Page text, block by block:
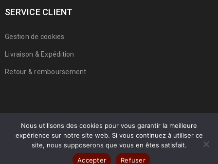
SERVICE CLIENT
Gestion de cookies
Livraison & Expédition
Retour & remboursement
© 2022 Franmarche. Tous droits réservés.
Nous utilisons des cookies pour vous garantir la meilleure
expérience sur notre site web. Si vous continuez à utiliser ce
site, nous supposerons que vous en êtes satisfait.
Accepter
Refuser